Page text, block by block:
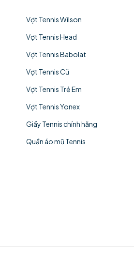
Vợt Tennis Wilson
Vợt Tennis Head
Vợt Tennis Babolat
Vợt Tennis Cũ
Vợt Tennis Trẻ Em
Vợt Tennis Yonex
Giầy Tennis chính hãng
Quần áo mũ Tennis